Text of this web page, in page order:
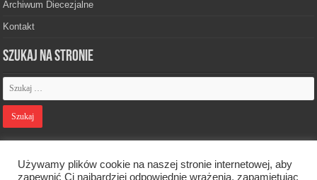
Archiwum Diecezjalne
Kontakt
Szukaj na stronie
Używamy plików cookie na naszej stronie internetowej, aby
zapewnić Ci najbardziej odpowiednie wrażenia, zapamiętując